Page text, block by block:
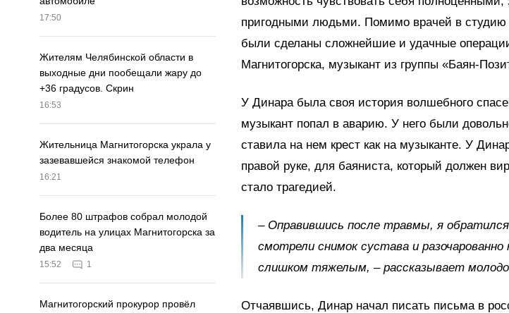
17:50
Жителям Челябинской области в
выходные дни пообещали жару до
+36 градусов. Скрин
16:53
Жительница Магнитогорска украла у
зазевавшейся знакомой телефон
16:21
Более 80 штрафов собрал молодой
водитель на улицах Магнитогорска за
два месяца
15:52 1
Магнитогорский прокурор провёл
пригодными людьми. Помимо врачей в
были сделаны сложнейшие и удачные
Магнитогорска, музыкант из группы «Баян-
У Динара была своя история волшебного
музыкант попал в аварию. У него были
ставила на нем крест как на музыканте. У
правой руке, для баяниста, который должен
стало трагедией.
– Оправившись после травмы, я
смотрели снимок сустава и
слишком тяжелым, – рассказывает
Отчаявшись, Динар начал писать письма в